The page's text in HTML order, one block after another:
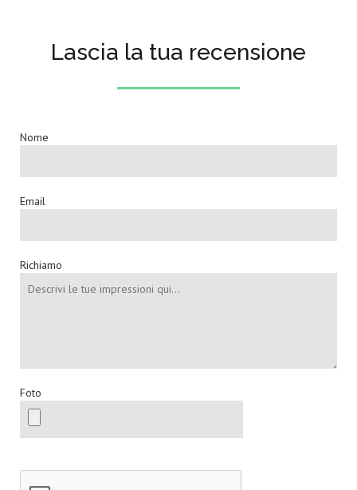
Lascia la tua recensione
Nome
Email
Richiamo
Foto